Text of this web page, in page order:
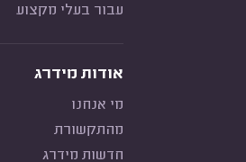
עבור בעלי מקצוע
אודות מידרג
מי אנחנו
מהתקשורת
חדשות מידרג